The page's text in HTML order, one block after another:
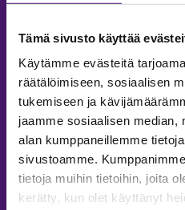
Tämä sivusto käyttää
Käytämme evästeitä
räätälöimiseen, sosiaalisen
tukemiseen ja
jaamme sosiaalisen median,
alan kumppaneillemme
sivustoamme.
tietoja muihin tietoihin, joita
kerätty, kun olet käyttänyt